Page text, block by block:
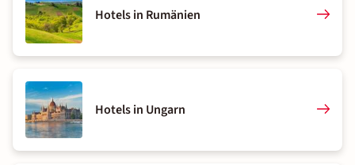
Hotels in Rumänien
Hotels in Ungarn